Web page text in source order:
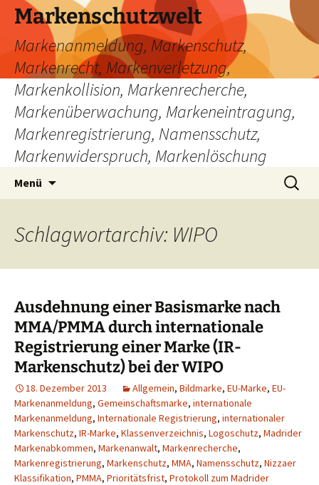
Zum
Inhalt
springen
Markenschutzwelt
Markenanmeldung, Markenschutz,
Markenrecht, Markenverletzung,
Markenkollision, Markenrecherche,
Markenüberwachung, Markeneintragung,
Markenregistrierung, Namensschutz,
Markenwiderspruch, Markenlöschung
Menü
Suchen
nach:
Schlagwortarchiv: WIPO
Ausdehnung einer Basismarke nach
MMA/PMMA durch internationale
Registrierung einer Marke (IR-
Markenschutz) bei der WIPO
18. Dezember 2013 Allgemein, Bildmarke, EU-Marke, EU-
Markenanmeldung, Gemeinschaftsmarke, internationale
Markenanmeldung, Internationale Registrierung, internationaler
Markenschutz, IR-Marke, Klassenverzeichnis, Logoschutz, Madrider
Markenabkommen, Markenanwalt, Markenrecherche,
Markenregistrierung, Markenschutz, MMA, Namensschutz, Nizzaer
Klassifikation, PMMA, Prioritätsfrist, Protokoll zum Madrider